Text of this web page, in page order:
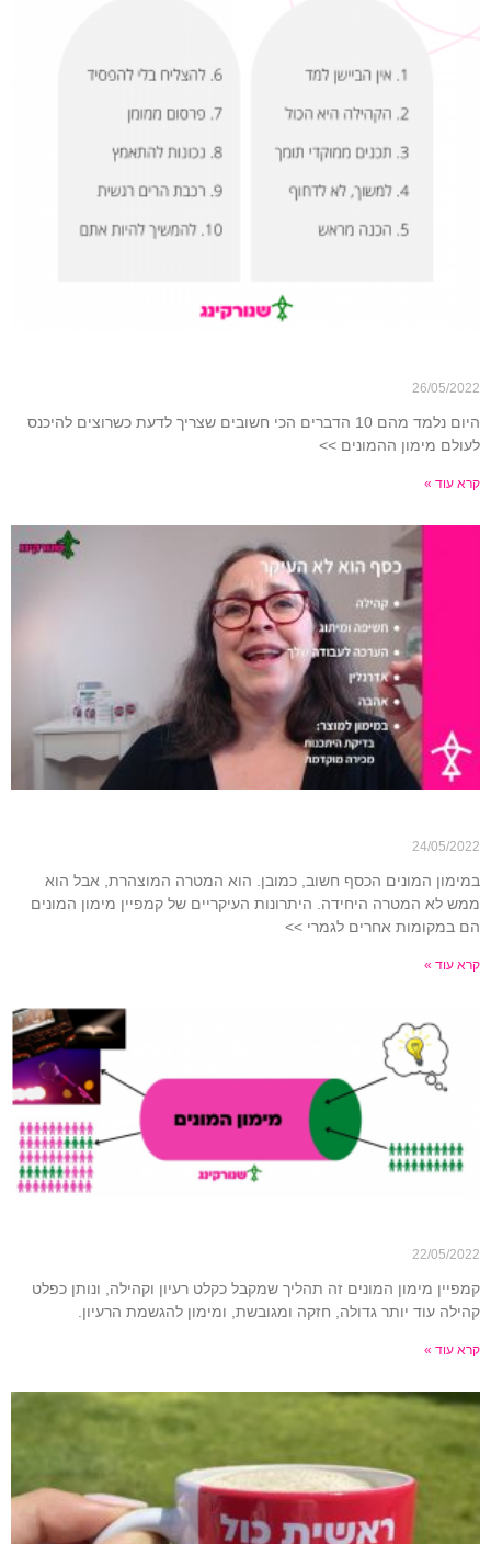
26/05/2022
היום נלמד מהם 10 הדברים הכי חשובים שצריך לדעת כשרוצים להיכנס
לעולם מימון ההמונים >>
קרא עוד »
24/05/2022
במימון המונים הכסף חשוב, כמובן. הוא המטרה המוצהרת, אבל הוא
ממש לא המטרה היחידה. היתרונות העיקריים של קמפיין מימון המונים
הם במקומות אחרים לגמרי >>
קרא עוד »
22/05/2022
קמפיין מימון המונים זה תהליך שמקבל כקלט רעיון וקהילה, ונותן כפלט
קהילה עוד יותר גדולה, חזקה ומגובשת, ומימון להגשמת הרעיון.
קרא עוד »